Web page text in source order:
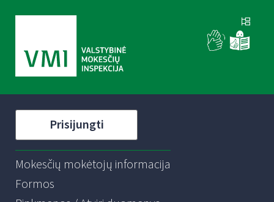
Prisijungti
Mokesčių mokėtojų informacija
Formos